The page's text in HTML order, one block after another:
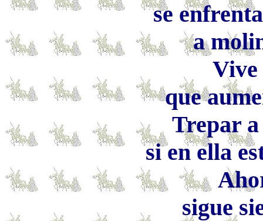
se
a
Vive
que
Trepar
si en ella
sigue